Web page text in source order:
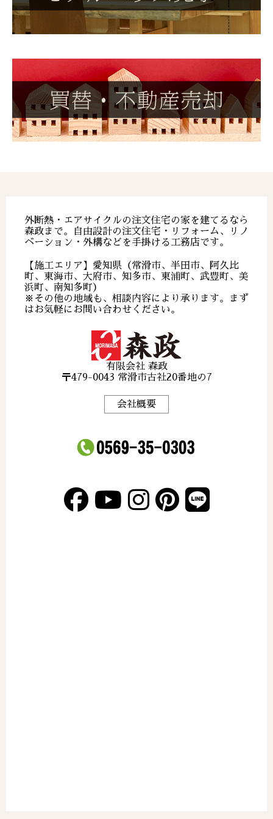
外断熱・エアサイクルの注文住宅の家を建てるなら
森政まで。自由設計の注文住宅・リフォーム、リノ
ベーション・外構などを手掛ける工務店です。
【施工エリア】愛知県（常滑市、半田市、阿久比
町、東海市、大府市、知多市、東浦町、武豊町、美
浜町、南知多町）
※その他の地域も、相談内容により承ります。まず
はお気軽にお問い合わせください。
有限会社 森政
〒479-0043 常滑市古社20番地の7
会社概要